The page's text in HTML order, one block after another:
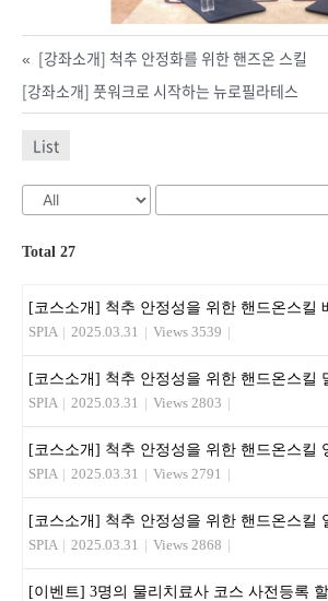
« [강좌소개] 척추 안정화를 위한 핸즈온 스킬
[강좌소개] 풋워크로 시작하는 뉴로필라테스
List
Total 27
[코스소개] 척추 안정성을 위한 핸드온스킬
SPIA | 2025.03.31 | Views 3539 |
SPIA | 2025.03.31 | Views 2803 |
[코스소개] 척추 안정성을 위한 핸드온스킬
SPIA | 2025.03.31 | Views 2791 |
[코스소개] 척추 안정성을 위한 핸드온스킬
SPIA | 2025.03.31 | Views 2868 |
[이벤트] 3명의 물리치료사 코스 사전등록